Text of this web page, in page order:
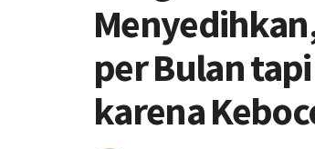
per Bulan
karena